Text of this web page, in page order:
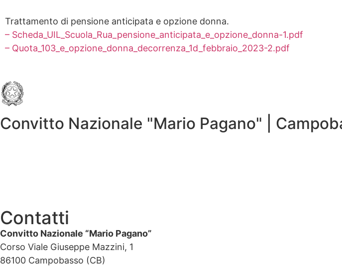
Trattamento di pensione anticipata e opzione donna.
– Scheda_UIL_Scuola_Rua_pensione_anticipata_e_opzione_donna-1.pdf
– Quota_103_e_opzione_donna_decorrenza_1d_febbraio_2023-2.pdf
Convitto Nazionale "Mario Pagano" |
Contatti
Convitto Nazionale “Mario Pagano”
Corso Viale Giuseppe Mazzini, 1
86100 Campobasso (CB)